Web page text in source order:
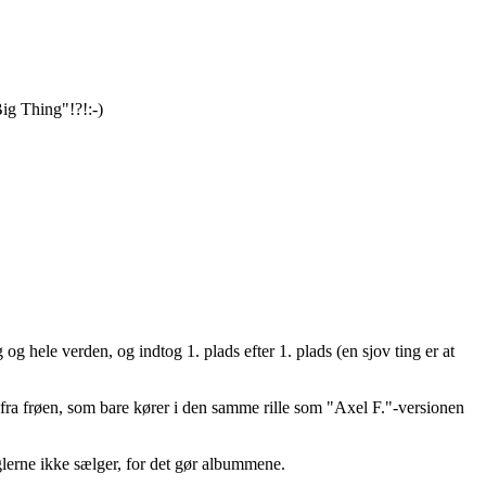
Thing"!?!:-)
hele verden, og indtog 1. plads efter 1. plads (en sjov ting er at
frøen, som bare kører i den samme rille som "Axel F."-versionen
ikke sælger, for det gør albummene.